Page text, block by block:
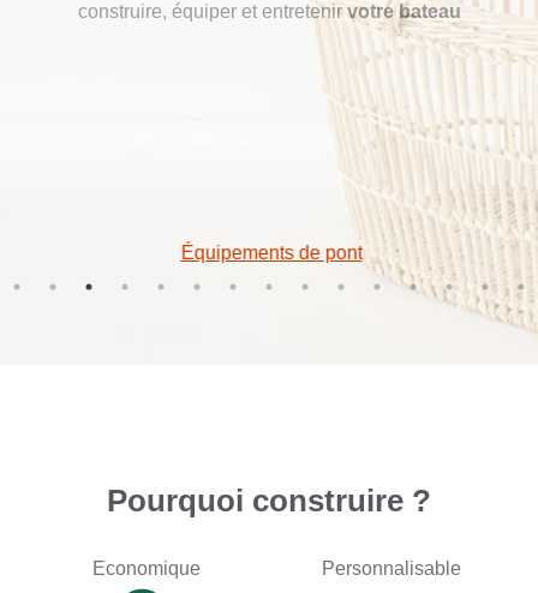
construire, équiper et entretenir votre bateau
Équipements de pont
Pourquoi construire ?
Economique Personnalisable